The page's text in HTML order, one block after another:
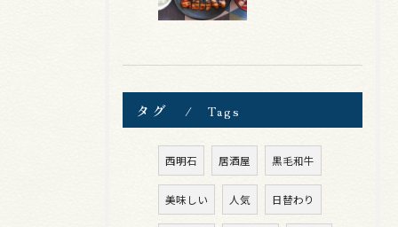
タグ Tags
西明石 居酒屋 黒毛和牛
美味しい 人気 日替わり